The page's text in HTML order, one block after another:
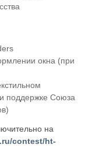
окна (при
поддержке Союза
на
contest/ht-